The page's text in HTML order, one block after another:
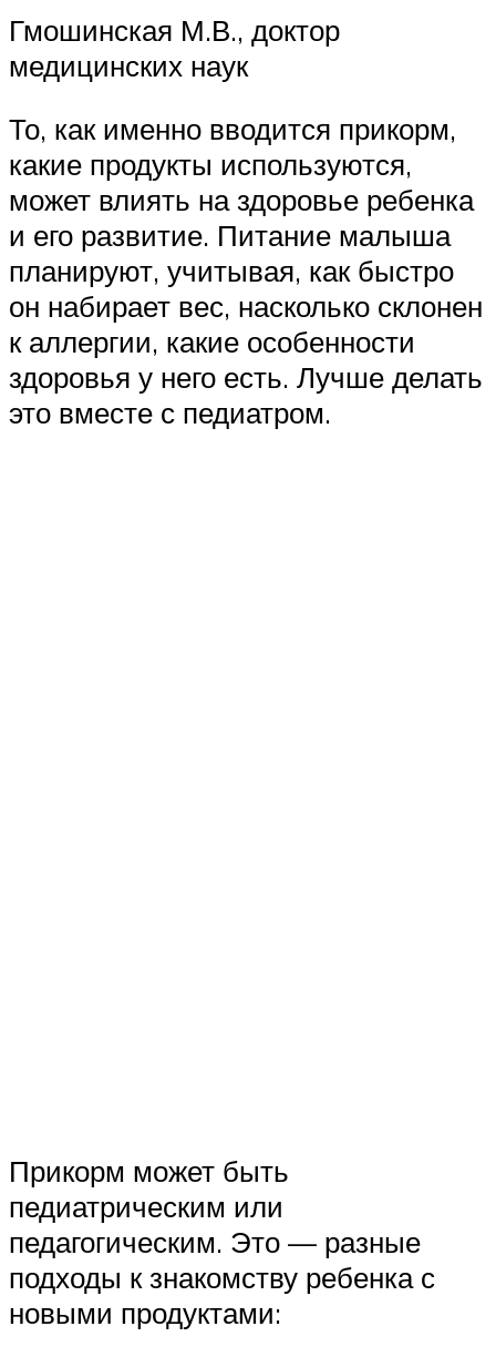
Гмошинская М.В., доктор
медицинских наук
То, как именно вводится прикорм,
какие продукты используются,
может влиять на здоровье ребенка
и его развитие. Питание малыша
планируют, учитывая, как быстро
он набирает вес, насколько склонен
к аллергии, какие особенности
здоровья у него есть. Лучше делать
это вместе с педиатром.
Прикорм может быть
педиатрическим или
педагогическим. Это — разные
подходы к знакомству ребенка с
новыми продуктами: